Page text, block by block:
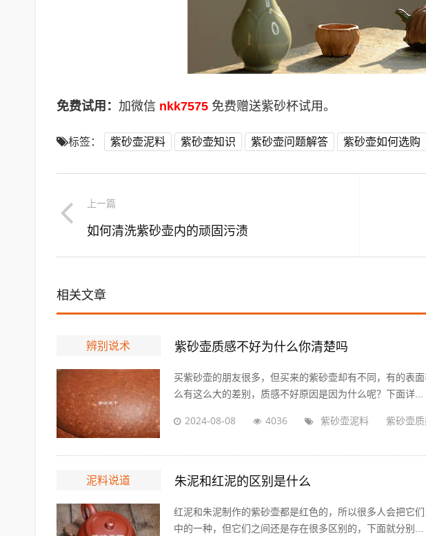
免费试用： 加微信 nkk7575 免费赠送紫砂杯试用。
标签： 紫砂壶泥料 紫砂壶知识 紫砂壶问题解答 紫砂壶如何选购
上一篇
如何清洗紫砂壶内的顽固污渍
相关文章
辨别说术 紫砂壶质感不好为什么你清楚吗
买紫砂壶的朋友很多，但买来的紫砂壶却有不同，有的表
么有这么大的差别，质感不好原因是因为什么呢？下面详...
2024-08-08 4036 紫砂壶泥料 紫砂壶
泥料说道 朱泥和红泥的区别是什么
红泥和朱泥制作的紫砂壶都是红色的，所以很多人会把它
中的一种，但它们之间还是存在很多区别的，下面就分别...